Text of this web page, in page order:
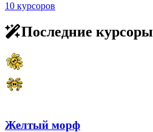
10 курсоров
Последние курсоры
Желтый морф